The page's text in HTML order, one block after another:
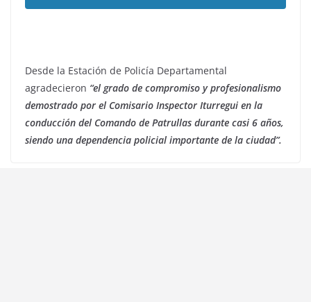
Desde la Estación de Policía Departamental
agradecieron “el grado de compromiso y profesionalismo
demostrado por el Comisario Inspector Iturregui en la
conducción del Comando de Patrullas durante casi 6 años,
siendo una dependencia policial importante de la ciudad”.